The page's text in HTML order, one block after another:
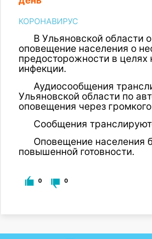
КОРОНАВИРУС
В Ульяновской области
оповещение населения о
предосторожности в
инфекции.
Аудиосообщения
Ульяновской области по
оповещения через
Сообщения
Оповещение населения
повышенной готовности.
0 0